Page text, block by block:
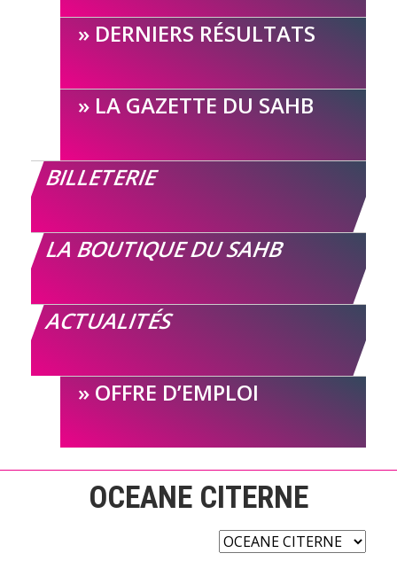
DERNIERS RÉSULTATS
LA GAZETTE DU SAHB
BILLETERIE
LA BOUTIQUE DU SAHB
ACTUALITÉS
OFFRE D’EMPLOI
OCEANE CITERNE